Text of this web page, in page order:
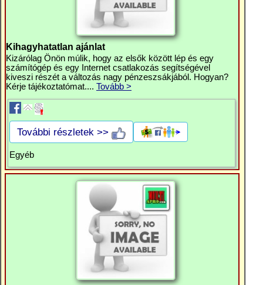
Kihagyhatatlan ajánlat
Kizárólag Önön múlik, hogy az elsők között lép és egy
számítógép és egy Internet csatlakozás segítségével
kiveszi részét a változás nagy pénzeszsákjából. Hogyan?
Kérje tájékoztatómat.... Tovább >
További részletek >>
Egyéb